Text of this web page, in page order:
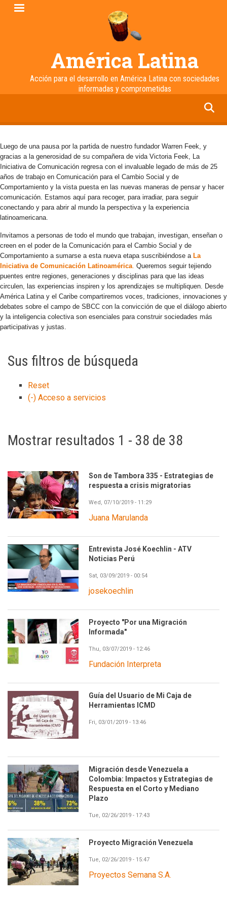
Pasar
América Latina
Acción para el desarrollo en América Latina con sociedades
informadas y comprometidas
Luego de una pausa por la partida de nuestro fundador Warren Feek, y
gracias a la generosidad de su compañera de vida Victoria Feek, La
Iniciativa de Comunicación regresa con el invaluable legado de más de 25
años de trabajo en Comunicación para el Cambio Social y de
Comportamiento y la vista puesta en las nuevas maneras de pensar y hacer
comunicación. Estamos aquí para recoger, para irradiar, para seguir
conectando y para abrir al mundo la perspectiva y la experiencia
latinoamericana.
Invitamos a personas de todo el mundo que trabajan, investigan, enseñan o
creen en el poder de la Comunicación para el Cambio Social y de
Comportamiento a sumarse a esta nueva etapa suscribiéndose a La
Iniciativa de Comunicación Latinoamérica. Queremos seguir tejiendo
puentes entre regiones, generaciones y disciplinas para que las ideas
circulen, las experiencias inspiren y los aprendizajes se multipliquen. Desde
América Latina y el Caribe compartiremos voces, tradiciones, innovaciones y
debates sobre el campo de SBCC con la convicción de que el diálogo abierto
y la inteligencia colectiva son esenciales para construir sociedades más
participativas y justas.
Sus filtros de búsqueda
Reset
(-) Acceso a servicios
Mostrar resultados 1 - 38 de 38
Son de Tambora 335 - Estrategias de
respuesta a crisis migratorias
Wed, 07/10/2019 - 11:29
Juana Marulanda
Entrevista José Koechlin - ATV
Noticias Perú
Sat, 03/09/2019 - 00:54
josekoechlin
Proyecto "Por una Migración
Informada"
Thu, 03/07/2019 - 12:46
Fundación Interpreta
Guía del Usuario de Mi Caja de
Herramientas ICMD
Fri, 03/01/2019 - 13:46
Migración desde Venezuela a
Colombia: Impactos y Estrategias de
Respuesta en el Corto y Mediano
Plazo
Tue, 02/26/2019 - 17:43
Proyecto Migración Venezuela
Tue, 02/26/2019 - 15:47
Proyectos Semana S.A.